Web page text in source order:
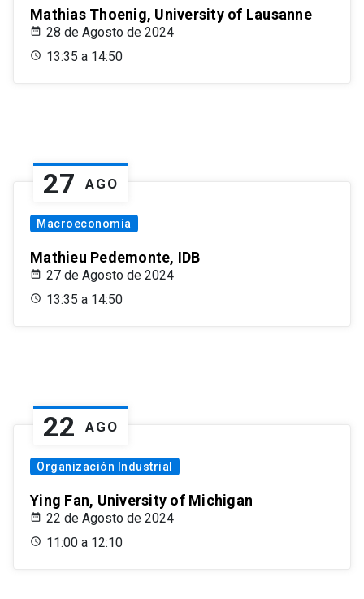
Mathias Thoenig, University of Lausanne
28 de Agosto de 2024
13:35 a 14:50
27 AGO
Macroeconomía
Mathieu Pedemonte, IDB
27 de Agosto de 2024
13:35 a 14:50
22 AGO
Organización Industrial
Ying Fan, University of Michigan
22 de Agosto de 2024
11:00 a 12:10